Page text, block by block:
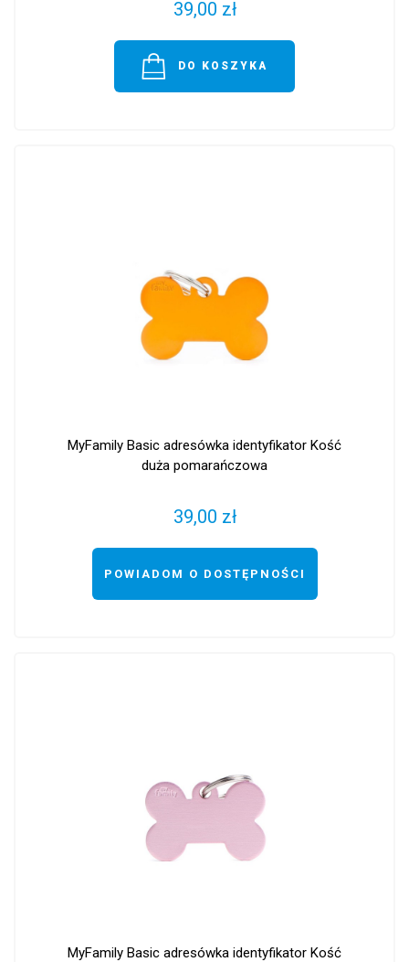
39,00 zł
DO KOSZYKA
MyFamily Basic adresówka identyfikator Kość
duża pomarańczowa
39,00 zł
POWIADOM O DOSTĘPNOŚCI
MyFamily Basic adresówka identyfikator Kość